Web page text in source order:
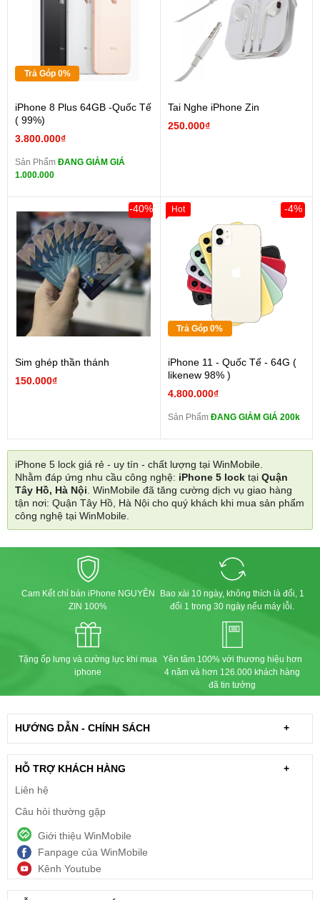
Trả Góp 0%
iPhone 8 Plus 64GB -Quốc Tế
( 99%)
3.800.000₫
Sản Phẩm ĐANG GIẢM GIÁ
1.000.000
Tai Nghe iPhone Zin
250.000₫
Sim ghép thần thánh
150.000₫
-40%
Trả Góp 0%
iPhone 11 - Quốc Tế - 64G (
likenew 98% )
4.800.000₫
-4%
Sản Phẩm ĐANG GIẢM GIÁ 200k
Hot
iPhone 5 lock giá rẻ - uy tín - chất lượng tại WinMobile.
Nhằm đáp ứng nhu cầu công nghệ: iPhone 5 lock tại Quận
Tây Hồ, Hà Nội. WinMobile đã tăng cường dịch vụ giao hàng
tận nơi: Quận Tây Hồ, Hà Nội cho quý khách khi mua sản phẩm
công nghệ tại WinMobile.
Cam Kết chỉ bán iPhone NGUYÊN
ZIN 100%
Bao xài 10 ngày, không thích là đổi, 1
đổi 1 trong 30 ngày nếu máy lỗi.
Tặng ốp lưng và cường lực khi mua
iphone
Yên tâm 100% với thương hiệu hơn
4 năm và hơn 126.000 khách hàng
đã tin tưởng
HƯỚNG DẪN - CHÍNH SÁCH +
HỖ TRỢ KHÁCH HÀNG
+
Liên hệ
Câu hỏi thường gặp
Giới thiệu WinMobile
Fanpage của WinMobile
Kênh Youtube